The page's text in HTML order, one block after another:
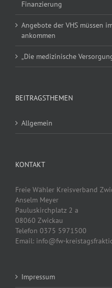
Finanzierung
Angebote der VHS müssen
ankommen
„Die medizinische
BEITRAGSTHEMEN
Allgemein
KONTAKT
Freie Wähler Kreisverband
Anselm Meyer
Pauluskirchplatz 2 a
08060 Zwickau
Telefon 0375 5971500
Email: info@fw-
Impressum